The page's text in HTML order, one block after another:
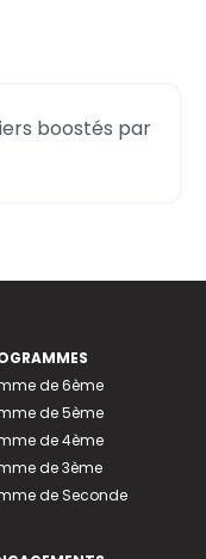
boostés par
de 6ème
de 5ème
de 4ème
de 3ème
de Seconde